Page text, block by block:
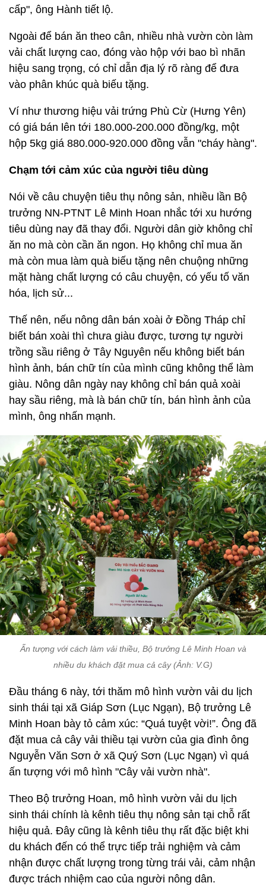
cấp", ông Hành tiết lộ.
Ngoài để bán ăn theo cân, nhiều nhà vườn còn làm
vải chất lượng cao, đóng vào hộp với bao bì nhãn
hiệu sang trọng, có chỉ dẫn địa lý rõ ràng để đưa
vào phân khúc quà biếu tặng.
Ví như thương hiệu vải trứng Phù Cừ (Hưng Yên)
có giá bán lên tới 180.000-200.000 đồng/kg, một
hộp 5kg giá 880.000-920.000 đồng vẫn "cháy hàng".
Chạm tới cảm xúc của người tiêu dùng
Nói về câu chuyện tiêu thụ nông sản, nhiều lần Bộ
trưởng NN-PTNT Lê Minh Hoan nhắc tới xu hướng
tiêu dùng nay đã thay đổi. Người dân giờ không chỉ
ăn no mà còn cần ăn ngon. Họ không chỉ mua ăn
mà còn mua làm quà biếu tặng nên chuộng những
mặt hàng chất lượng có câu chuyện, có yếu tố văn
hóa, lịch sử...
Thế nên, nếu nông dân bán xoài ở Đồng Tháp chỉ
biết bán xoài thì chưa giàu được, tương tự người
trồng sầu riêng ở Tây Nguyên nếu không biết bán
hình ảnh, bán chữ tín của mình cũng không thể làm
giàu. Nông dân ngày nay không chỉ bán quả xoài
hay sầu riêng, mà là bán chữ tín, bán hình ảnh của
mình, ông nhấn mạnh.
Ấn tượng với cách làm vải thiều, Bộ trưởng Lê Minh Hoan và
nhiều du khách đặt mua cả cây (Ảnh: V.G)
Đầu tháng 6 này, tới thăm mô hình vườn vải du lịch
sinh thái tại xã Giáp Sơn (Lục Ngạn), Bộ trưởng Lê
Minh Hoan bày tỏ cảm xúc: “Quá tuyệt vời!”. Ông đã
đặt mua cả cây vải thiều tại vườn của gia đình ông
Nguyễn Văn Sơn ở xã Quý Sơn (Lục Ngạn) vì quá
ấn tượng với mô hình "Cây vải vườn nhà".
Theo Bộ trưởng Hoan, mô hình vườn vải du lịch
sinh thái chính là kênh tiêu thụ nông sản tại chỗ rất
hiệu quả. Đây cũng là kênh tiêu thụ rất đặc biệt khi
du khách đến có thể trực tiếp trải nghiệm và cảm
nhận được chất lượng trong từng trái vải, cảm nhận
được trách nhiệm cao của người nông dân.